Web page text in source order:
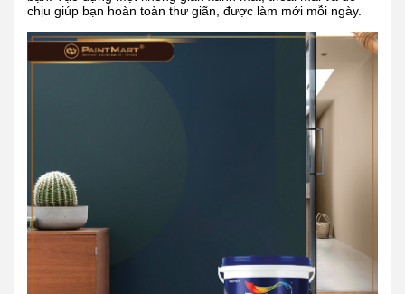
chịu giúp bạn hoàn toàn thư giãn, được làm mới mỗi ngày.